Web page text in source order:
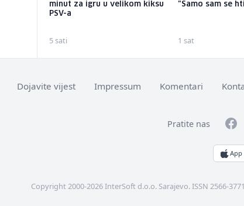
minut za igru u velikom kiksu
PSV-a
5 sati
"Samo sam se
1 sat
Dojavite vijest Impressum Komentari
Pratite nas
App
Copyright 2000-2026 InterSoft d.o.o. Sarajevo. ISSN 2566-